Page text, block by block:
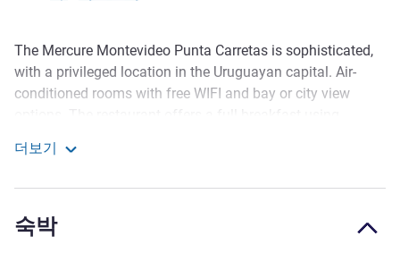
호텔설명
The Mercure Montevideo Punta Carretas is sophisticated,
with a privileged location in the Uruguayan capital. Air-
conditioned rooms with free WIFI and bay or city view
conferences, use the modern Gauguin Room, and if you
The Mercure Punta Carretas hotel is in one of the most
prestigious areas of the country, with a privileged view. The
더보기
숙박